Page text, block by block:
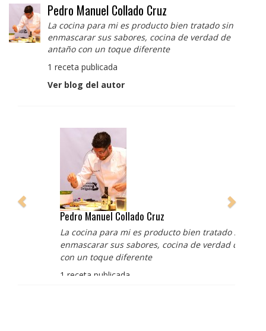
Pedro Manuel Collado Cruz
La cocina para mi es producto bien tratado sin
enmascarar sus sabores, cocina de verdad de
antaño con un toque diferente
1 receta publicada
Ver blog del autor
Pedro Manuel Collado Cruz
La cocina para mi es producto bien tratado sin
enmascarar sus sabores, cocina de verdad de antaño
con un toque diferente
1 receta publicada